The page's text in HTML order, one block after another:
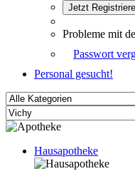
Jetzt
Probleme mit
Passwort
Personal gesucht!
Hausapotheke